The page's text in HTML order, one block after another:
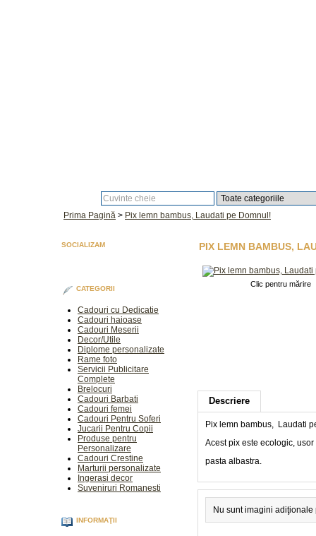
Prima Pagină > Pix lemn bambus, Laudati pe Domnul!
SOCIALIZAM
CATEGORII
Cadouri cu Dedicatie
Cadouri haioase
Cadouri Meserii
Decor/Utile
Diplome personalizate
Rame foto
Servicii Publicitare
Complete
Brelocuri
Cadouri Barbati
Cadouri femei
Cadouri Pentru Soferi
Jucarii Pentru Copii
Produse pentru
Personalizare
Cadouri Crestine
Marturii personalizate
Ingerasi decor
Suveniruri Romanesti
INFORMAŢII
PIX LEMN BAMBUS,
Clic pentru mărire
Descriere
Pix lemn bambus, Laudati
Acest pix este ecologic,
pasta albastra.
Nu sunt imagini